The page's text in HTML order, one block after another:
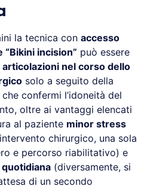
la tecnica con accesso
incision” può essere
nel corso dello
solo a seguito della
confermi l’idoneità del
oltre ai vantaggi elencati
al paziente minor stress
chirurgico, una sola
e percorso riabilitativo) e
(diversamente, si
di un secondo